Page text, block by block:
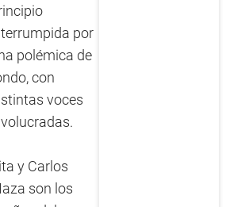
por
polémica de
con
voces
y Carlos
son los